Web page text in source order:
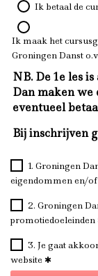
Ik betaal de
Ik maak het
Groningen Danst
NB. De 1e les
Dan maken we
eventueel
Bij inschrijven
1. Groningen
eigendommen en/
2. Groningen
promotiedoeleinden
3. Je gaat
website